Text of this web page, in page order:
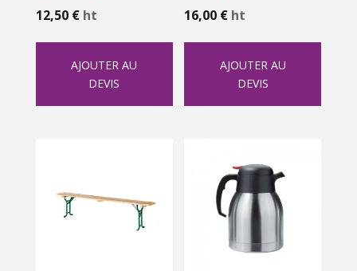
12,50 € ht
AJOUTER AU
DEVIS
16,00 € ht
AJOUTER AU
DEVIS